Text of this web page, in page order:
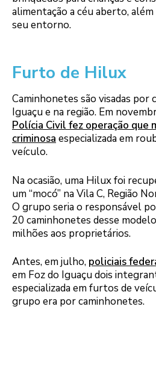
alimentação a céu aberto,
seu entorno.
Furto de Hilux
Caminhonetes são visadas por
Iguaçu e na região. Em
Polícia Civil fez operação que
criminosa especializada em
veículo.
Na ocasião, uma Hilux foi
um “mocó” na Vila C, Região
O grupo seria o responsável
20 caminhonetes desse
milhões aos proprietários.
Antes, em julho, policiais
em Foz do Iguaçu dois
especializada em furtos de
grupo era por caminhonetes.